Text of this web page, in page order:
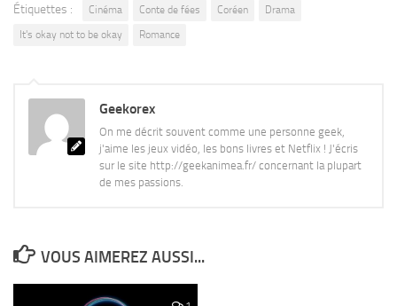
Étiquettes : Cinéma Conte de fées Coréen
Drama
It's okay not to be okay
Romance
Geekorex
On me décrit souvent comme une personne geek,
j'aime les jeux vidéo, les bons livres et Netflix ! J'écris
sur le site http://geekanimea.fr/ concernant la plupart
de mes passions.
VOUS AIMEREZ AUSSI...